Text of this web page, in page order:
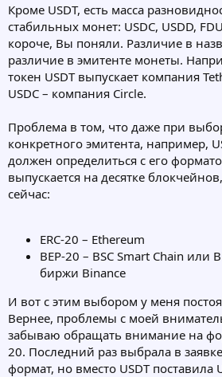
Кроме USDT, есть масса
стабильных монет: USDC, USDD,
короче, Вы поняли. Различие в
различие в эмитенте монеты.
токен USDT выпускает компания
USDC – компания Circle.
Проблема в том, что даже при
конкретного эмитента, например,
должен определиться с его
выпускается на десятке
сейчас:
ERC-20 – Ethereum
BEP-20 – BSC Smart Chain или
биржи Binance
И вот с этим выбором у меня
Вернее, проблемы с моей
забываю обращать внимание на
20. Последний раз выбрала в
формат, но вместо USDT поставила